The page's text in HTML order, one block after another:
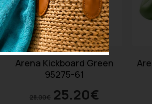
Arena Kickboard Green
95275-61
28.00€ 25.20€